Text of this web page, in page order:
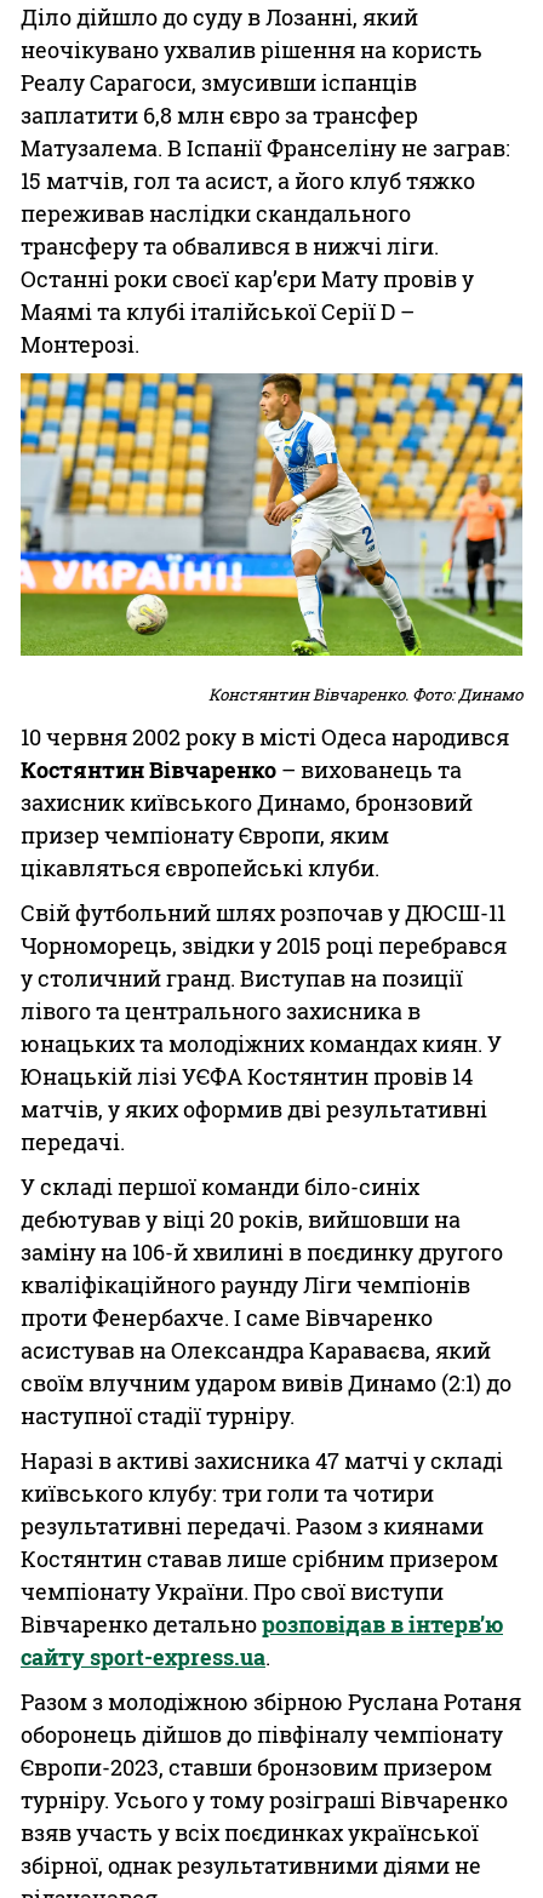
Діло дійшло до суду в Лозанні, який
неочікувано ухвалив рішення на користь
Реалу Сарагоси, змусивши іспанців
заплатити 6,8 млн євро за трансфер
Матузалема. В Іспанії Франселіну не заграв:
15 матчів, гол та асист, а його клуб тяжко
переживав наслідки скандального
трансферу та обвалився в нижчі ліги.
Останні роки своєї кар’єри Мату провів у
Маямі та клубі італійської Серії D –
Монтерозі.
Констянтин Вівчаренко. Фото: Динамо
10 червня 2002 року в місті Одеса народився
Костянтин Вівчаренко – вихованець та
захисник київського Динамо, бронзовий
призер чемпіонату Європи, яким
цікавляться європейські клуби.
Свій футбольний шлях розпочав у ДЮСШ-11
Чорноморець, звідки у 2015 році перебрався
у столичний гранд. Виступав на позиції
лівого та центрального захисника в
юнацьких та молодіжних командах киян. У
Юнацькій лізі УЄФА Костянтин провів 14
матчів, у яких оформив дві результативні
передачі.
У складі першої команди біло-синіх
дебютував у віці 20 років, вийшовши на
заміну на 106-й хвилині в поєдинку другого
кваліфікаційного раунду Ліги чемпіонів
проти Фенербахче. І саме Вівчаренко
асистував на Олександра Караваєва, який
своїм влучним ударом вивів Динамо (2:1) до
наступної стадії турніру.
Наразі в активі захисника 47 матчі у складі
київського клубу: три голи та чотири
результативні передачі. Разом з киянами
Костянтин ставав лише срібним призером
чемпіонату України. Про свої виступи
Вівчаренко детальнорозповідав в інтерв’ю
сайту sport-express.ua.
Разом з молодіжною збірною Руслана Ротаня
оборонець дійшов до півфіналу чемпіонату
Європи-2023, ставши бронзовим призером
турніру. Усього у тому розіграші Вівчаренко
взяв участь у всіх поєдинках української
збірної, однак результативними діями не